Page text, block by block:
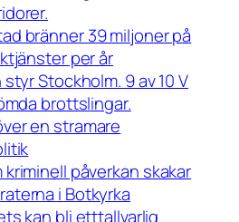
bränner 39 miljoner på
per år
Stockholm. 9 av 10 V
brottslingar.
en stramare
påverkan skakar
i Botkyrka
kan bli etttallvarlig